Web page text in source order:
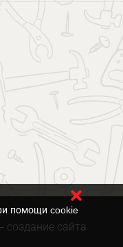
создание сайта
помощи cookie